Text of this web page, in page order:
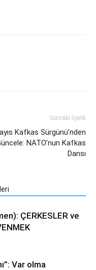
Sonraki İçerik
Kafkas Sürgünü’nden
NATO’nun Kafkas
Dansı
ÇERKESLER ve
Var olma